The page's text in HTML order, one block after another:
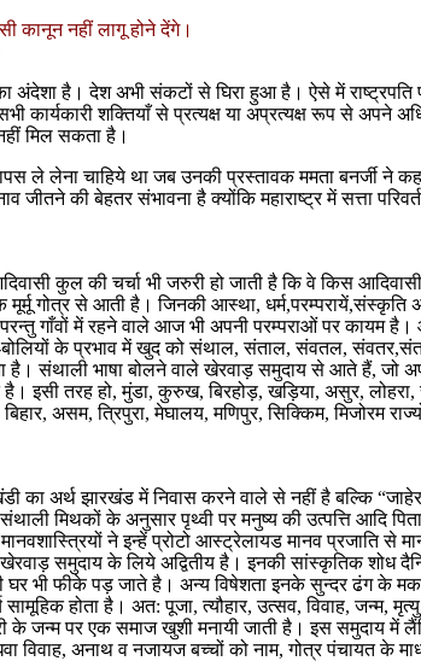
कानून नहीं लागू होने देंगे।
अंदेशा है। देश अभी संकटों से घिरा हुआ है। ऐसे में राष्ट्रपति
शक्तियाँ से प्रत्यक्ष या अप्रत्यक्ष रूप से अपने
मिल सकता है।
चाहिये था जब उनकी प्रस्तावक ममता बनर्जी ने कह
जीतने की बेहतर संभावना है क्योंकि महाराष्ट्र में सत्ता
कुल की चर्चा भी जरुरी हो जाती है कि वे किस
गोत्र से आती है। जिनकी आस्था, धर्म,परम्परायें,संस्कृति
गाँवों में रहने वाले आज भी अपनी परम्पराओं पर कायम
बोलियों के प्रभाव में खुद को संथाल, संताल, संवतल,
है। संथाली भाषा बोलने वाले खेरवाड़ समुदाय से आते हैं, जो
इसी तरह हो, मुंडा, कुरुख, बिरहोड़, खड़िया, असुर, लोहरा,
असम, त्रिपुरा, मेघालय, मणिपुर, सिक्किम, मिजोरम
का अर्थ झारखंड में निवास करने वाले से नहीं है बल्कि
मिथकों के अनुसार पृथ्वी पर मनुष्य की उत्पत्ति आदि
ने इन्हें प्रोटो आस्ट्रेलायड मानव प्रजाति से
समुदाय के लिये अद्वितीय है। इनकी सांस्कृतिक शोध
भी फीके पड़ जाते है। अन्य विषेशता इनके सुन्दर ढंग के
होता है। अत: पूजा, त्यौहार, उत्सव, विवाह, जन्म,
के जन्म पर एक समाज खुशी मनायी जाती है। इस समुदाय में
अनाथ व नजायज बच्चों को नाम, गोत्र पंचायत के